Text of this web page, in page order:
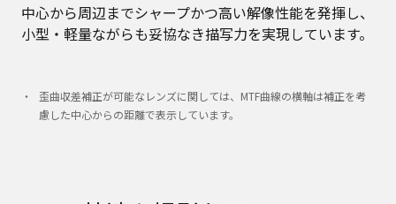
中心から周辺までシャープかつ高い解像性能を発揮し、
小型・軽量ながらも妥協なき描写力を実現しています。
歪曲収差補正が可能なレンズに関しては、MTF曲線の横軸は補正を考
慮した中心からの距離で表示しています。